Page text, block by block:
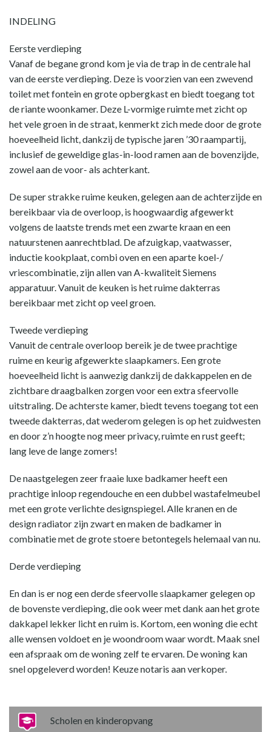
INDELING
Eerste verdieping
Vanaf de begane grond kom je via de trap in de centrale hal
van de eerste verdieping. Deze is voorzien van een zwevend
toilet met fontein en grote opbergkast en biedt toegang tot
de riante woonkamer. Deze L-vormige ruimte met zicht op
het vele groen in de straat, kenmerkt zich mede door de grote
hoeveelheid licht, dankzij de typische jaren ’30 raampartij,
inclusief de geweldige glas-in-lood ramen aan de bovenzijde,
zowel aan de voor- als achterkant.
De super strakke ruime keuken, gelegen aan de achterzijde en
bereikbaar via de overloop, is hoogwaardig afgewerkt
volgens de laatste trends met een zwarte kraan en een
natuurstenen aanrechtblad. De afzuigkap, vaatwasser,
inductie kookplaat, combi oven en een aparte koel-/
vriescombinatie, zijn allen van A-kwaliteit Siemens
apparatuur. Vanuit de keuken is het ruime dakterras
bereikbaar met zicht op veel groen.
Tweede verdieping
Vanuit de centrale overloop bereik je de twee prachtige
ruime en keurig afgewerkte slaapkamers. Een grote
hoeveelheid licht is aanwezig dankzij de dakkappelen en de
zichtbare draagbalken zorgen voor een extra sfeervolle
uitstraling. De achterste kamer, biedt tevens toegang tot een
tweede dakterras, dat wederom gelegen is op het zuidwesten
en door z’n hoogte nog meer privacy, ruimte en rust geeft;
lang leve de lange zomers!
De naastgelegen zeer fraaie luxe badkamer heeft een
prachtige inloop regendouche en een dubbel wastafelmeubel
met een grote verlichte designspiegel. Alle kranen en de
design radiator zijn zwart en maken de badkamer in
combinatie met de grote stoere betontegels helemaal van nu.
Derde verdieping
En dan is er nog een derde sfeervolle slaapkamer gelegen op
de bovenste verdieping, die ook weer met dank aan het grote
dakkapel lekker licht en ruim is. Kortom, een woning die echt
alle wensen voldoet en je woondroom waar wordt. Maak snel
een afspraak om de woning zelf te ervaren. De woning kan
snel opgeleverd worden! Keuze notaris aan verkoper.
Scholen en kinderopvang